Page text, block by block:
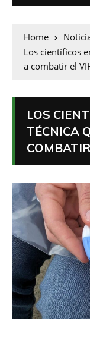
Home
Los científicos
a combatir el
LOS
TÉCNICA